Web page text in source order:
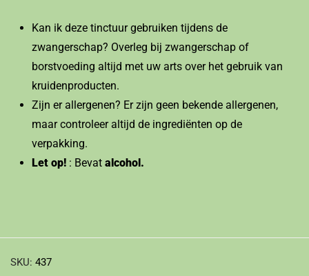
Kan ik deze tinctuur gebruiken tijdens de
zwangerschap? Overleg bij zwangerschap of
borstvoeding altijd met uw arts over het gebruik van
kruidenproducten.
Zijn er allergenen? Er zijn geen bekende allergenen,
maar controleer altijd de ingrediënten op de
verpakking.
Let op! : Bevat alcohol.
SKU: 437